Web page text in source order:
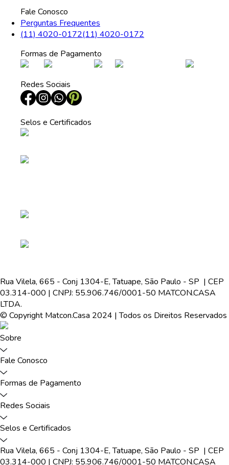
Fale Conosco
Perguntas Frequentes
(11) 4020-0172(11) 4020-0172
Formas de Pagamento
Redes Sociais
Selos e Certificados
Rua Vilela, 665 - Conj 1304-E, Tatuape, São Paulo - SP | CEP
03.314-000 | CNPJ: 55.906.746/0001-50 MATCON.CASA
LTDA.
© Copyright Matcon.Casa 2024 | Todos os Direitos Reservados
Sobre
Fale Conosco
Formas de Pagamento
Redes Sociais
Selos e Certificados
Rua Vilela, 665 - Conj 1304-E, Tatuape, São Paulo - SP | CEP
03.314-000 | CNPJ: 55.906.746/0001-50 MATCON.CASA